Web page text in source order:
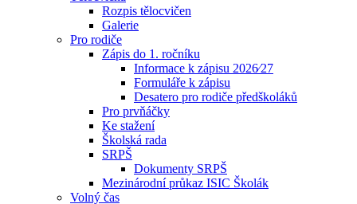
Rozpis tělocvičen
Galerie
Pro rodiče
Zápis do 1. ročníku
Informace k zápisu 2026⁄27
Formuláře k zápisu
Desatero pro rodiče předškoláků
Pro prvňáčky
Ke stažení
Školská rada
SRPŠ
Dokumenty SRPŠ
Mezinárodní průkaz ISIC Školák
Volný čas